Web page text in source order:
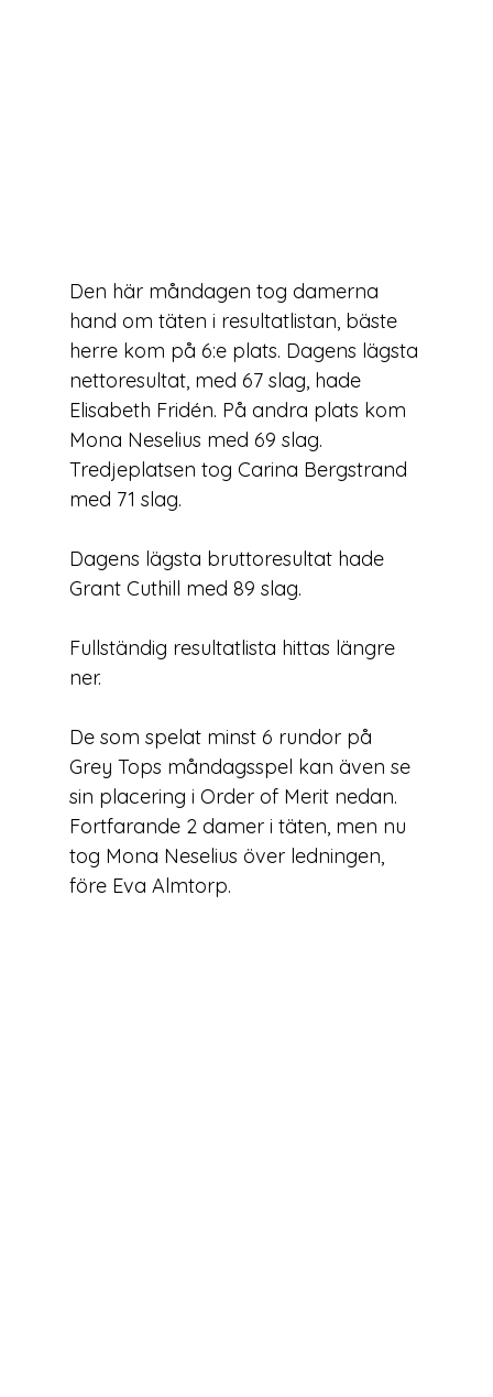
Den här måndagen tog damerna
hand om täten i resultatlistan, bäste
herre kom på 6:e plats. Dagens lägsta
nettoresultat, med 67 slag, hade
Elisabeth Fridén. På andra plats kom
Mona Neselius med 69 slag.
Tredjeplatsen tog Carina Bergstrand
med 71 slag.
Dagens lägsta bruttoresultat hade
Grant Cuthill med 89 slag.
Fullständig resultatlista hittas längre
ner.
De som spelat minst 6 rundor på
Grey Tops måndagsspel kan även se
sin placering i Order of Merit nedan.
Fortfarande 2 damer i täten, men nu
tog Mona Neselius över ledningen,
före Eva Almtorp.